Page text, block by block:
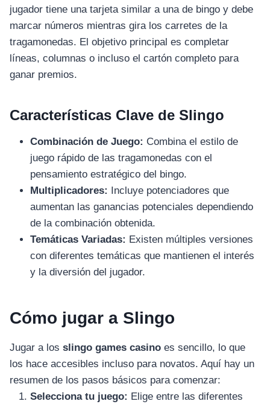
jugador tiene una tarjeta similar a una de bingo y debe
marcar números mientras gira los carretes de la
tragamonedas. El objetivo principal es completar
líneas, columnas o incluso el cartón completo para
ganar premios.
Características Clave de Slingo
Combinación de Juego: Combina el estilo de
juego rápido de las tragamonedas con el
pensamiento estratégico del bingo.
Multiplicadores:
Incluye potenciadores que
aumentan las ganancias potenciales dependiendo
de la combinación obtenida.
Temáticas Variadas: Existen múltiples versiones
con diferentes temáticas que mantienen el interés
y la diversión del jugador.
Cómo jugar a Slingo
Jugar a los slingo games casino es sencillo, lo que
los hace accesibles incluso para novatos. Aquí hay un
resumen de los pasos básicos para comenzar:
Selecciona tu juego: Elige entre las diferentes